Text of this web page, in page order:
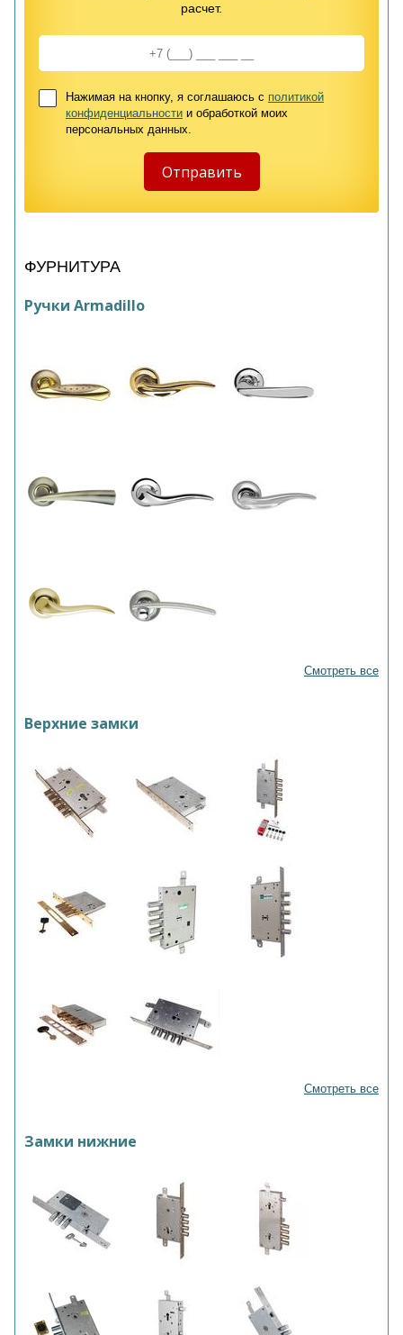
расчет.
Нажимая на кнопку, я соглашаюсь с политикой
конфиденциальности и обработкой моих
персональных данных.
ФУРНИТУРА
Ручки Armadillo
Смотреть все
Верхние замки
Смотреть все
Замки нижние